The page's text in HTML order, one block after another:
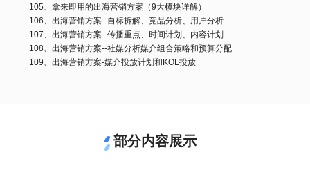
105、拿来即用的出海营销方案（9大模块详解）
106、出海营销方案--自标拆解、竞品分析、用户分析
107、出海营销方案--传播重点、时间计划、内容计划
108、出海营销方案--社媒分析媒介组合策略和预算分配
109、出海营销方案-媒介投放计划和KOL投放
部分内容展示